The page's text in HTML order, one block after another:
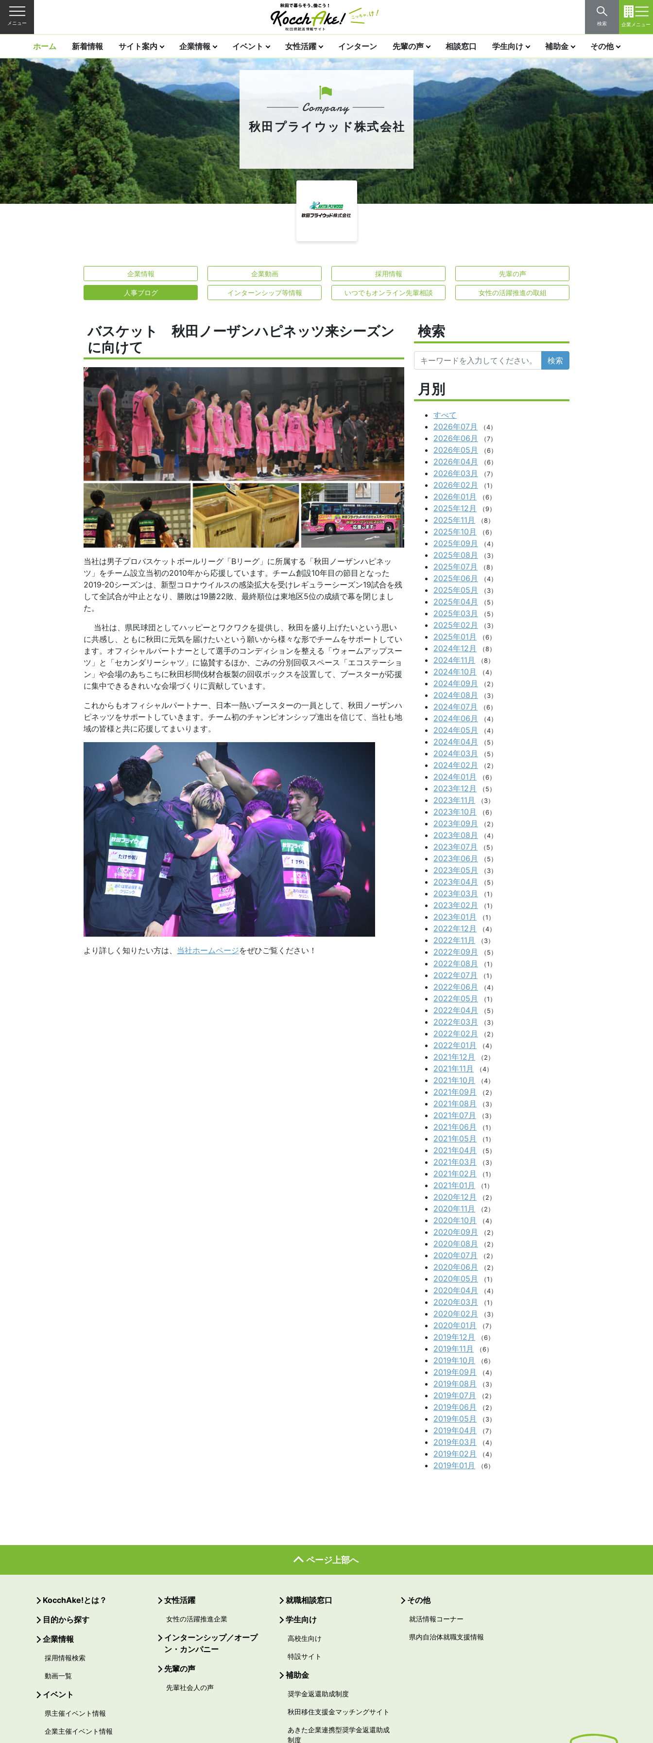
メニュー 検索 企業メニュー
ホーム 新着情報 サイト案内 企業情報 イベント 女性活躍 インターン 先輩の声 相談窓口 学生向け 補助金 その他
秋田プライウッド株式会社
企業情報 企業動画 採用情報 先輩の声
人事ブログ インターンシップ等情報 いつでもオンライン先輩相談 女性の活躍推進の取組
バスケット 秋田ノーザンハピネッツ来シーズン
に向けて
当社は男子プロバスケットボールリーグ「Bリーグ」に所属する「秋田ノーザンハピネッ
ツ」をチーム設立当初の2010年から応援しています。チーム創設10年目の節目となった
2019-20シーズンは、新型コロナウイルスの感染拡大を受けレギュラーシーズン19試合を残
して全試合が中止となり、勝敗は19勝22敗、最終順位は東地区5位の成績で幕を閉じまし
た。
当社は、県民球団としてハッピーとワクワクを提供し、秋田を盛り上げたいという思い
に共感し、ともに秋田に元気を届けたいという願いから様々な形でチームをサポートしてい
ます。オフィシャルパートナーとして選手のコンディションを整える「ウォームアップスー
ツ」と「セカンダリーシャツ」に協賛するほか、ごみの分別回収スペース「エコステーショ
ン」や会場のあちこちに秋田杉間伐材合板製の回収ボックスを設置して、ブースターが応援
に集中できるきれいな会場づくりに貢献しています。
これからもオフィシャルパートナー、日本一熱いブースターの一員として、秋田ノーザンハ
ピネッツをサポートしていきます。チーム初のチャンピオンシップ進出を信じて、当社も地
域の皆様と共に応援してまいります。
より詳しく知りたい方は、 当社ホームページをぜひご覧ください！
検索
検索
月別
すべて
2026年07月
（4）
2026年06月 （7）
2026年05月 （6）
2026年04月 （6）
2026年03月 （7）
2026年02月 （1）
2026年01月 （6）
2025年12月 （9）
2025年11月 （8）
2025年10月 （6）
2025年09月 （4）
2025年08月 （3）
2025年07月 （8）
2025年06月 （4）
2025年05月 （3）
2025年04月 （5）
2025年03月 （5）
2025年02月 （3）
2025年01月 （6）
2024年12月 （8）
2024年11月 （8）
2024年10月 （4）
2024年09月 （2）
2024年08月 （3）
2024年07月 （6）
2024年06月 （4）
2024年05月 （4）
2024年04月 （5）
2024年03月 （5）
2024年02月 （2）
2024年01月 （6）
2023年12月 （5）
2023年11月 （3）
2023年10月 （6）
2023年09月 （2）
2023年08月 （4）
2023年07月 （5）
2023年06月 （5）
2023年05月 （3）
2023年04月 （5）
2023年03月 （1）
2023年02月 （1）
2023年01月 （1）
2022年12月 （4）
2022年11月 （3）
2022年09月 （5）
2022年08月 （1）
2022年07月 （1）
2022年06月 （4）
2022年05月 （1）
2022年04月 （5）
2022年03月 （3）
2022年02月 （2）
2022年01月 （4）
2021年12月 （2）
2021年11月 （4）
2021年10月 （4）
2021年09月 （2）
2021年08月 （3）
2021年07月 （3）
2021年06月 （1）
2021年05月 （1）
2021年04月 （5）
2021年03月 （3）
2021年02月 （1）
2021年01月 （1）
2020年12月 （2）
2020年11月 （2）
2020年10月 （4）
2020年09月 （2）
2020年08月 （2）
2020年07月 （2）
2020年06月 （2）
2020年05月 （1）
2020年04月 （4）
2020年03月 （1）
2020年02月 （3）
2020年01月 （7）
2019年12月 （6）
2019年11月 （6）
2019年10月 （6）
2019年09月 （4）
2019年08月 （3）
2019年07月 （2）
2019年06月 （2）
2019年05月 （3）
2019年04月 （7）
2019年03月 （4）
2019年02月 （4）
2019年01月 （6）
ページ上部へ
KocchAke!とは？
目的から探す
企業情報
採用情報検索
動画一覧
イベント
県主催イベント情報
企業主催イベント情報
女性活躍
女性の活躍推進企業
インターンシップ／オープ
ン・カンパニー
先輩の声
先輩社会人の声
就職相談窓口
学生向け
高校生向け
特設サイト
補助金
奨学金返還助成制度
秋田移住支援金マッチングサイト
あきた企業連携型奨学金返還助成
制度
その他
就活情報コーナー
県内自治体就職支援情報